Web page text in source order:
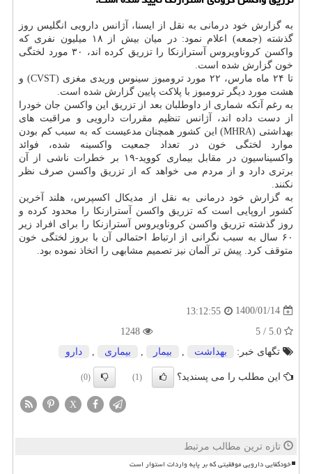
به گزارش خود درمانی به نقل از ایسنا، آژانس دارویی انگلیس روز
گذشته (جمعه) اعلام نمود: در میان بیش از ۱۸ میلیون نفری که
واکسن کروناویروس آسترازنکا را تزریق کرده اند، ۳۰ مورد لختگی
خون گزارش شده است.
تا ۲۴ ماه مارس، ۲۲ مورد ترومبوز سینوس وریدی مغزی (CVST) و
هشت مورد دیگر ترومبوز با پلاکت پایین گزارش شده است.
به رغم آنکه شماری از داوطلبان بعد از تزریق این واکسن جان خودرا
از دست داده اند، آژانس تنظیم مقررات دارویی و مراقبت های
بهداشتی (MHRA) این کشور همچنان مدعیست که به سبب کم بودن
موارد لختگی خون در تعداد جمعیت واکسینه شده، فوائد
واکسیناسیون در مقابل بیماری کووید-۱۹ بر خطرات ناشی از آن
برتری دارد و از مردم می خواهد که از تزریق واکسن صرف نظر
نکنند.
به گزارش خود درمانی به نقل از مدیکال اکسپرس، هلند آخرین
کشور اروپایی است که تزریق واکسن آسترازنکا را محدود کرده و
روز گذشته تزریق واکسن کروناویروس آسترازنکا را برای افراد زیر
۶۰ سال به سبب نگرانی از ارتباط احتمالی آن با بروز لختگی خون
متوقف کرد. پیش تر آلمان نیز تصمیم مشابهی را اتخاذ نموده بود.
1400/01/14
13:12:55
تگهای خبر:
بهداشت بیمار بیماری دارو
این مطلب را می پسندید؟ (1)
(0)
X
تازه ترین مطالب مرتبط
خودکفایی دارویی موفقیتی که بر پایه واردات استوار است